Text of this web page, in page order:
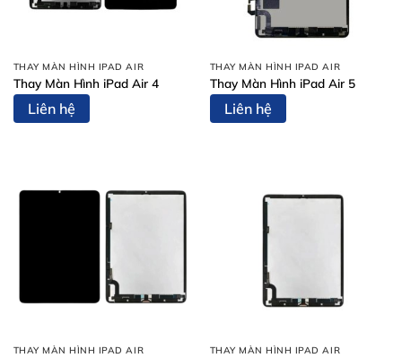
THAY MÀN HÌNH IPAD AIR
Thay Màn Hình iPad Air 4
Liên hệ
THAY MÀN HÌNH IPAD AIR
Thay Màn Hình iPad Air 5
Liên hệ
THAY MÀN HÌNH IPAD AIR THAY MÀN HÌNH IPAD AIR